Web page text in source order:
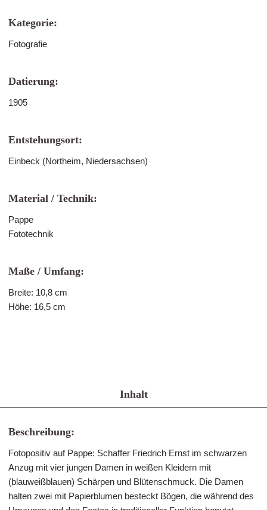
Kategorie:
Fotografie
Datierung:
1905
Entstehungsort:
Einbeck (Northeim, Niedersachsen)
Material / Technik:
Pappe
Fototechnik
Maße / Umfang:
Breite: 10,8 cm
Höhe: 16,5 cm
Inhalt
Beschreibung:
Fotopositiv auf Pappe: Schaffer Friedrich Ernst im schwarzen
Anzug mit vier jungen Damen in weißen Kleidern mit
(blauweißblauen) Schärpen und Blütenschmuck. Die Damen
halten zwei mit Papierblumen besteckt Bögen, die während des